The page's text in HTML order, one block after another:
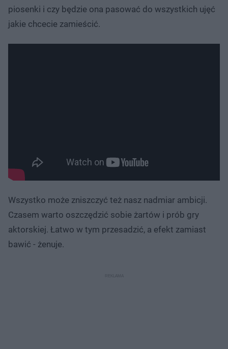
piosenki i czy będzie ona pasować do wszystkich ujęć
jakie chcecie zamieścić.
Wszystko może zniszczyć też nasz nadmiar ambicji.
Czasem warto oszczędzić sobie żartów i prób gry
aktorskiej. Łatwo w tym przesadzić, a efekt zamiast
bawić - żenuje.